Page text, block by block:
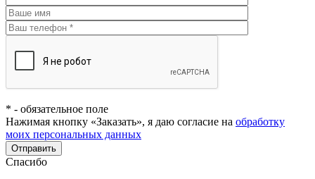
* - обязательное поле
Нажимая кнопку «Заказать», я даю согласие на обработку
моих персональных данных
Отправить
Спасибо